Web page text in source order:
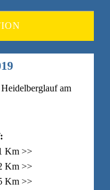
am
Km >>
Km >>
Km >>